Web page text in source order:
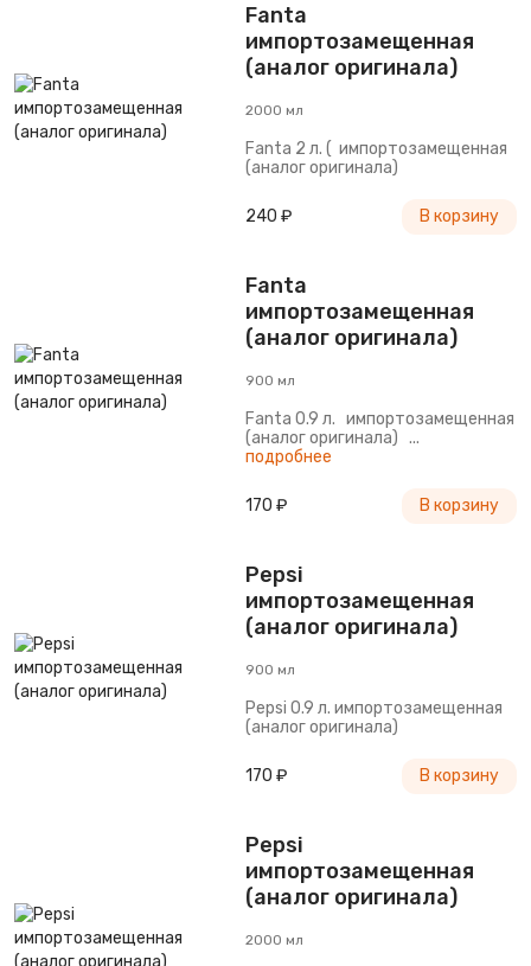
Fanta
импортозамещенная
(аналог оригинала)
2000 мл
Fanta 2 л. ( импортозамещенная
(аналог оригинала)
240 ₽ В корзину
Fanta
импортозамещенная
(аналог оригинала)
900 мл
Fanta 0.9 л. импортозамещенная
(аналог оригинала) ...
подробнее
170 ₽ В корзину
Pepsi
импортозамещенная
(аналог оригинала)
900 мл
Pepsi 0.9 л. импортозамещенная
(аналог оригинала)
170 ₽ В корзину
Pepsi
импортозамещенная
(аналог оригинала)
2000 мл